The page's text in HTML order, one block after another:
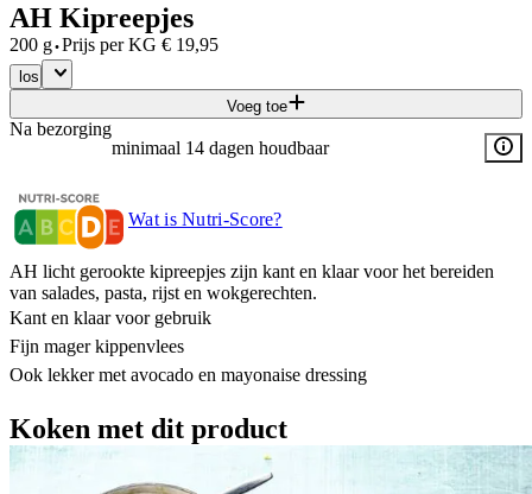
AH Kipreepjes
200 g·Prijs per KG € 19,95
los
Voeg toe
Na bezorging
minimaal 14 dagen houdbaar
Wat is Nutri-Score?
AH licht gerookte kipreepjes zijn kant en klaar voor het bereiden
van salades, pasta, rijst en wokgerechten.
Kant en klaar voor gebruik
Fijn mager kippenvlees
Ook lekker met avocado en mayonaise dressing
Koken met dit product